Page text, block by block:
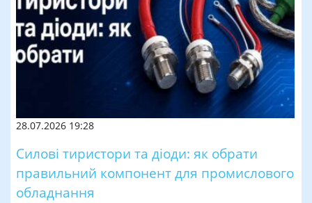
28.07.2026 19:28
Силові тиристори та діоди: як обрати
правильний компонент для промислового
обладнання